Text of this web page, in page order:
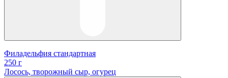
Филадельфия стандартная
250 г
Лосось, творожный сыр, огурец